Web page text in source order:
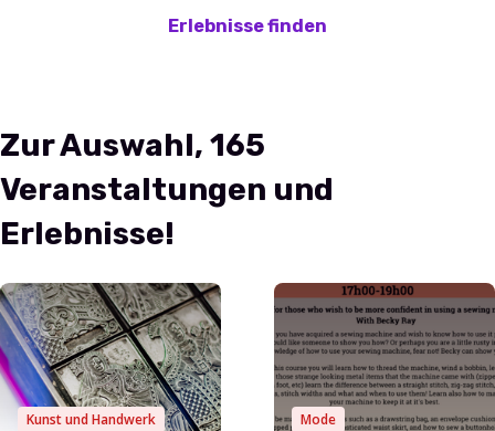
Erlebnisse finden
Zur Auswahl, 165
Veranstaltungen und
Erlebnisse!
Kunst und Handwerk Mode